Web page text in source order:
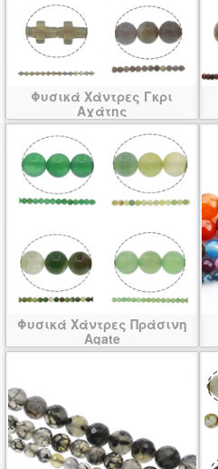
Φυσικά Χάντρες Γκρι
Αχάτης
Φυσικά Χάντρες Πράσινη
Agate